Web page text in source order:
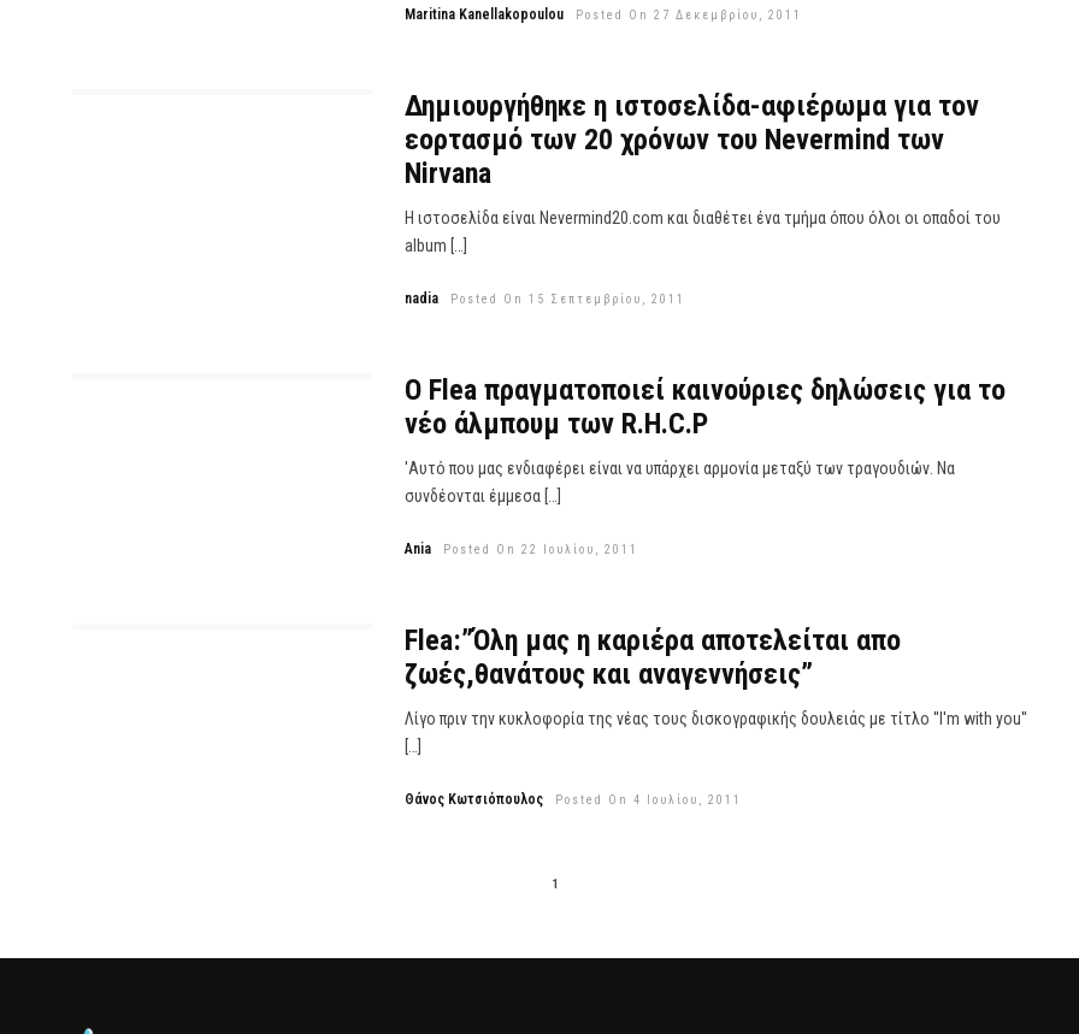
Maritina Kanellakopoulou Posted On 27 Δεκεμβρίου, 2011
Δημιουργήθηκε η ιστοσελίδα-αφιέρωμα για τον
εορτασμό των 20 χρόνων του Nevermind των
Nirvana
Η ιστοσελίδα είναι Nevermind20.com και διαθέτει ένα τμήμα όπου όλοι οι οπαδοί του
album […]
nadia Posted On 15 Σεπτεμβρίου, 2011
O Flea πραγματοποιεί καινούριες δηλώσεις για το
νέο άλμπουμ των R.H.C.P
'Αυτό που μας ενδιαφέρει είναι να υπάρχει αρμονία μεταξύ των τραγουδιών. Να
συνδέονται έμμεσα […]
Ania Posted On 22 Ιουλίου, 2011
Flea:”Όλη μας η καριέρα αποτελείται απο
ζωές,θανάτους και αναγεννήσεις”
Λίγο πριν την κυκλοφορία της νέας τους δισκογραφικής δουλειάς με τίτλο ''I'm with you''
[…]
Θάνος Κωτσιόπουλος Posted On 4 Ιουλίου, 2011
1